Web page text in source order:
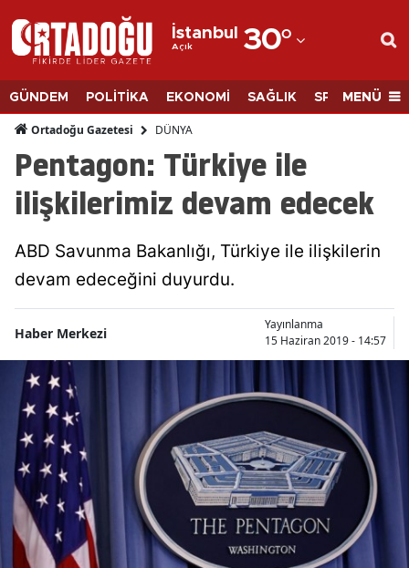
İstanbul
Açık 30°
Adana
Adıyaman
Afyonkarahisar
Ağrı
Amasya
Ankara
Antalya
Balıkesir
Bingöl
Bitlis
Bolu
GÜNDEM POLİTİKA EKONOMİ SAĞLIK SPORMENÜ
Ortadoğu Gazetesi DÜNYA
Pentagon: Türkiye ile
ilişkilerimiz devam edecek
ABD Savunma Bakanlığı, Türkiye ile ilişkilerin
devam edeceğini duyurdu.
Haber Merkezi
Yayınlanma
15 Haziran 2019 - 14:57